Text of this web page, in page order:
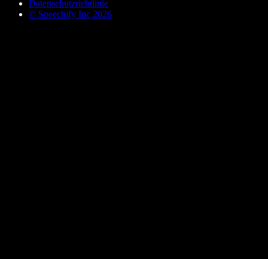
Datenschutzrichtlinie
© Speechify Inc 2026